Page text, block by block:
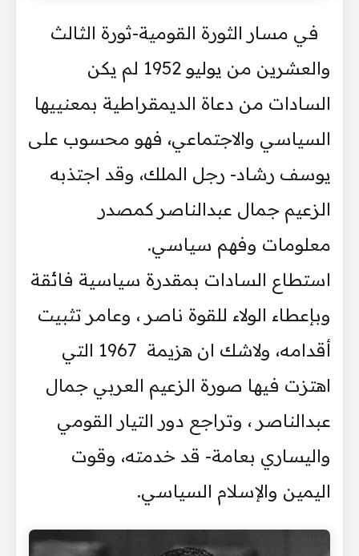
في مسار الثورة القومية-ثورة الثالث
والعشرين من يوليو 1952 لم يكن
السادات من دعاة الديمقراطية بمعنييها
السياسي والاجتماعي، فهو محسوب على
يوسف رشاد- رجل الملك، وقد اجتذبه
الزعيم جمال عبدالناصر كمصدر
معلومات وفهم سياسي.
استطاع السادات بمقدرة سياسية فائقة
وبإعطاء الولاء للقوة ناصر ، وعامر تثبيت
أقدامه، ولاشك ان هزيمة 1967 التي
اهتزت فيها صورة الزعيم العربي جمال
عبدالناصر ، وتراجع دور التيار القومي
واليساري بعامة- قد خدمته، وقوت
اليمين والإسلام السياسي.